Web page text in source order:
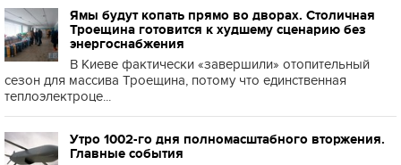
Ямы будут копать прямо во дворах. Столичная
Троещина готовится к худшему сценарию без
энергоснабжения
В Киеве фактически «завершили» отопительный
сезон для массива Троещина, потому что единственная
теплоэлектроце...
Утро 1002-го дня полномасштабного вторжения.
Главные события